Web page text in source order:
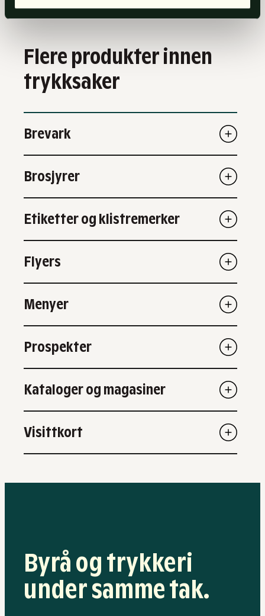
*
Flere produkter innen
trykksaker
Brevark
Brosjyrer
Etiketter og klistremerker
Flyers
Menyer
Prospekter
Kataloger og magasiner
Visittkort
Byrå og trykkeri
under samme tak.